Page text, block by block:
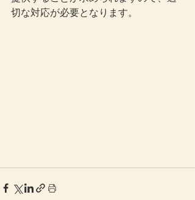
切な対応が必要となります。